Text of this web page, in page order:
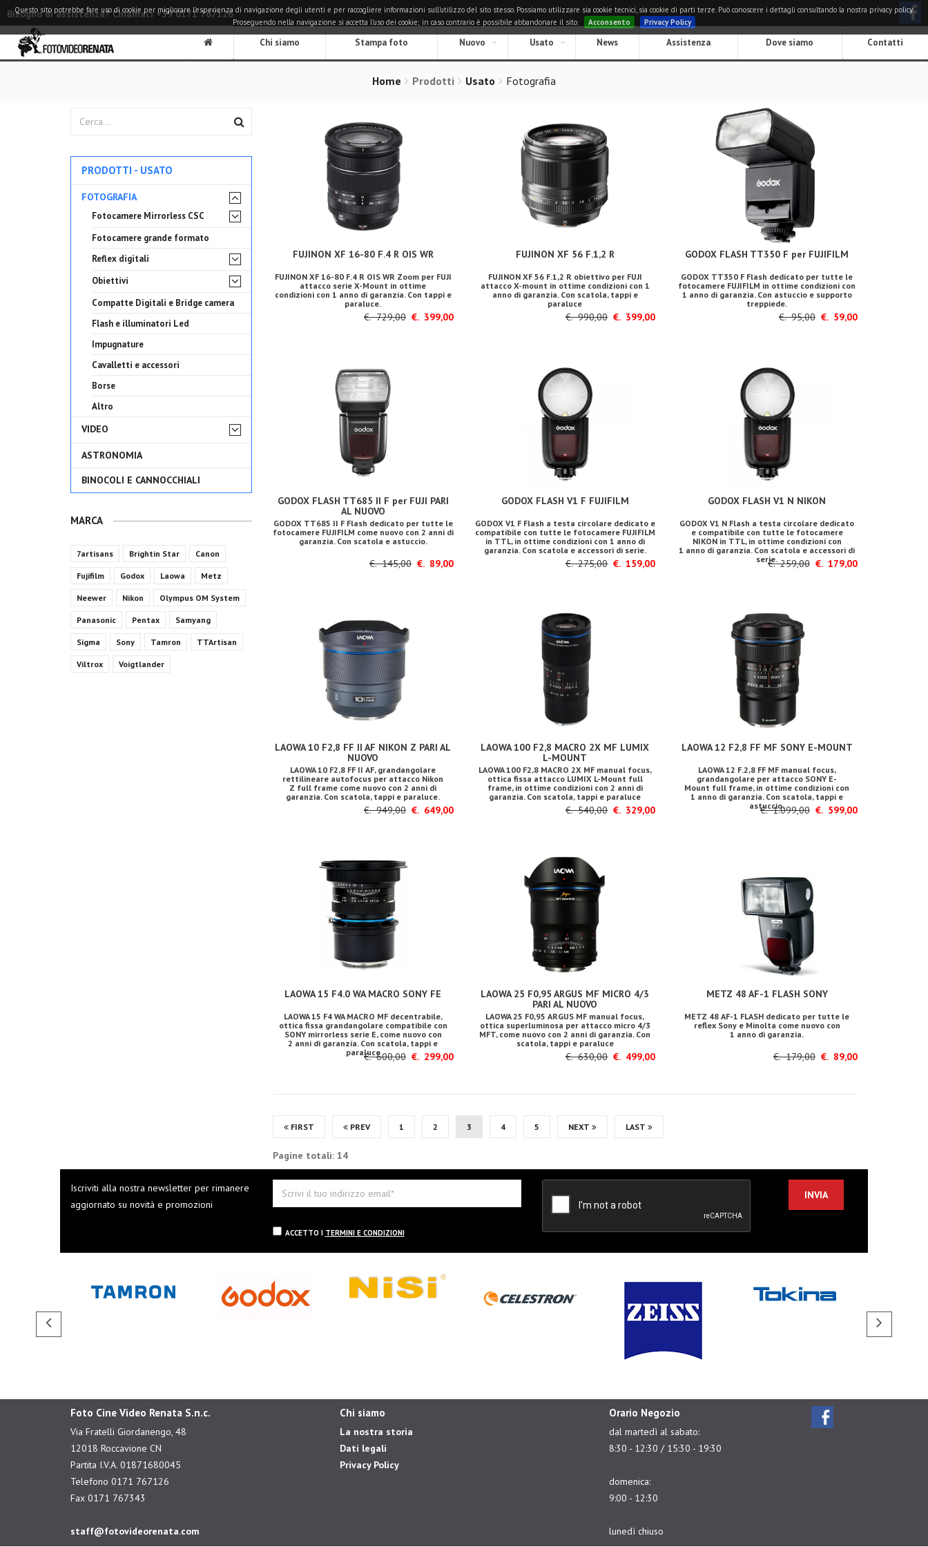
Questo sito potrebbe fare uso di cookie per migliorare l'esperienza di navigazione degli utenti e per raccogliere informazioni sull'utilizzo del sito stesso. Possiamo utilizzare sia cookie tecnici, sia cookie di parti terze. Può conoscere i dettagli consultando la nostra privacy policy.
Proseguendo nella navigazione si accetta l'uso dei cookie; in caso contrario è possibile abbandonare il sito.
Acconsento Privacy Policy
Bisogno di assistenza? Chiamaci +39 0171 767126
Chi siamo Stampa foto Nuovo Usato News Assistenza Dove siamo Contatti
Home Prodotti Usato Fotografia
PRODOTTI - USATO
FOTOGRAFIA
Fotocamere Mirrorless CSC
Fotocamere grande formato
Reflex digitali
Obiettivi
Compatte Digitali e Bridge camera
Flash e illuminatori Led
Impugnature
Cavalletti e accessori
Borse
Altro
VIDEO
ASTRONOMIA
BINOCOLI E CANNOCCHIALI
MARCA
7artisans Brightin Star Canon
Fujifilm Godox Laowa Metz
Neewer Nikon Olympus OM System
Panasonic Pentax Samyang
Sigma Sony Tamron TTArtisan
Viltrox Voigtlander
FUJINON XF 16-80 F.4 R OIS WR
FUJINON XF 16-80 F.4 R OIS WR Zoom per FUJI
attacco serie X-Mount in ottime
condizioni con 1 anno di garanzia. Con tappi e
paraluce.
€. 729,00€. 399,00
FUJINON XF 56 F.1,2 R
FUJINON XF 56 F.1,2 R obiettivo per FUJI
attacco X-mount in ottime condizioni con 1
anno di garanzia. Con scatola, tappi e
paraluce
€. 990,00€. 399,00
GODOX FLASH TT350 F per FUJIFILM
GODOX TT350 F Flash dedicato per tutte le
fotocamere FUJIFILM in ottime condizioni con
1 anno di garanzia. Con astuccio e supporto
treppiede.
€. 95,00€. 59,00
GODOX FLASH TT685 II F per FUJI PARI
AL NUOVO
GODOX TT685 II F Flash dedicato per tutte le
fotocamere FUJIFILM come nuovo con 2 anni di
garanzia. Con scatola e astuccio.
€. 145,00€. 89,00
GODOX FLASH V1 F FUJIFILM
GODOX V1 F Flash a testa circolare dedicato e
compatibile con tutte le fotocamere FUJIFILM
in TTL, in ottime condizioni con 1 anno di
garanzia. Con scatola e accessori di serie.
€. 275,00€. 159,00
GODOX FLASH V1 N NIKON
GODOX V1 N Flash a testa circolare dedicato
e compatibile con tutte le fotocamere
NIKON in TTL, in ottime condizioni con
1 anno di garanzia. Con scatola e accessori di
serie.€. 259,00€. 179,00
LAOWA 10 F2,8 FF II AF NIKON Z PARI AL
NUOVO
LAOWA 10 F2,8 FF II AF, grandangolare
rettilineare autofocus per attacco Nikon
Z full frame come nuovo con 2 anni di
garanzia. Con scatola, tappi e paraluce.
€. 949,00€. 649,00
LAOWA 100 F2,8 MACRO 2X MF LUMIX
L-MOUNT
LAOWA 100 F2,8 MACRO 2X MF manual focus,
ottica fissa attacco LUMIX L-Mount full
frame, in ottime condizioni con 2 anni di
garanzia. Con scatola, tappi e paraluce
€. 540,00€. 329,00
LAOWA 12 F2,8 FF MF SONY E-MOUNT
LAOWA 12 F.2,8 FF MF manual focus,
grandangolare per attacco SONY E-
Mount full frame, in ottime condizioni con
1 anno di garanzia. Con scatola, tappi e
astuccio.
€. 1.099,00€. 599,00
LAOWA 15 F4.0 WA MACRO SONY FE
LAOWA 15 F4 WA MACRO MF decentrabile,
ottica fissa grandangolare compatibile con
SONY mirrorless serie E, come nuovo con
2 anni di garanzia. Con scatola, tappi e
paraluce€. 600,00€. 299,00
LAOWA 25 F0,95 ARGUS MF MICRO 4/3
PARI AL NUOVO
LAOWA 25 F0,95 ARGUS MF manual focus,
ottica superluminosa per attacco micro 4/3
MFT, come nuovo con 2 anni di garanzia. Con
scatola, tappi e paraluce
€. 630,00€. 499,00
METZ 48 AF-1 FLASH SONY
METZ 48 AF-1 FLASH dedicato per tutte le
reflex Sony e Minolta come nuovo con
1 anno di garanzia.
€. 179,00€. 89,00
FIRST PREV 1 2 3 4 5 NEXT LAST
Pagine totali: 14
Iscriviti alla nostra newsletter per rimanere
aggiornato su novità e promozioni
ACCETTO I TERMINI E CONDIZIONI
Foto Cine Video Renata S.n.c.
Via Fratelli Giordanengo, 48
12018 Roccavione CN
Partita I.V.A. 01871680045
Telefono 0171 767126
Fax 0171 767343
staff@fotovideorenata.com
Chi siamo
La nostra storia
Dati legali
Privacy Policy
Orario Negozio
dal martedì al sabato:
8:30 - 12:30 / 15:30 - 19:30
domenica:
9:00 - 12:30
lunedì chiuso